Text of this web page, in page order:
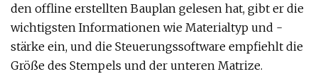
den offline erstellten Bauplan gelesen hat, gibt er die
wichtigsten Informationen wie Materialtyp und -
stärke ein, und die Steuerungssoftware empfiehlt die
Größe des Stempels und der unteren Matrize.